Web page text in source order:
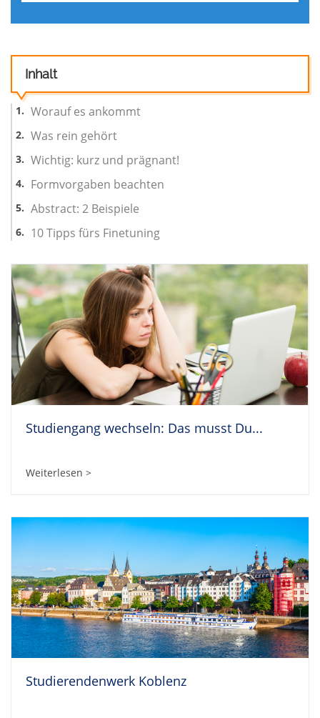
Inhalt
Worauf es ankommt
Was rein gehört
Wichtig: kurz und prägnant!
Formvorgaben beachten
Abstract: 2 Beispiele
10 Tipps fürs Finetuning
Studiengang wechseln: Das musst Du...
Weiterlesen >
Studierendenwerk Koblenz